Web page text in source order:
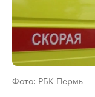
Фото: РБК Пермь